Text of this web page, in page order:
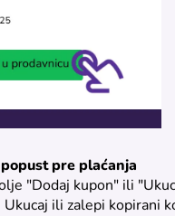
pre plaćanja
"Dodaj kupon" ili
Ukucaj ili zalepi kopirani